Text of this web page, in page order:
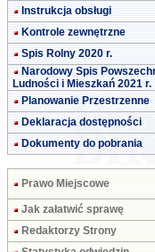
Instrukcja obsługi
Kontrole zewnętrzne
Spis Rolny 2020 r.
Narodowy Spis
Ludności i Mieszkań 2021 r.
Planowanie Przestrzenne
Deklaracja dostępności
Dokumenty do pobrania
Prawo Miejscowe
Jak załatwić sprawę
Redaktorzy Strony